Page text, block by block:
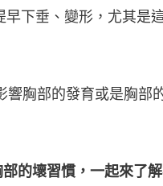
下垂、變形，尤其是
響胸部的發育或是胸部
的壞習慣，一起來了